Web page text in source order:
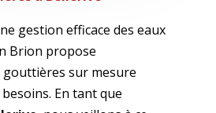
gestion efficace des eaux
Brion propose
gouttières sur mesure
En tant que